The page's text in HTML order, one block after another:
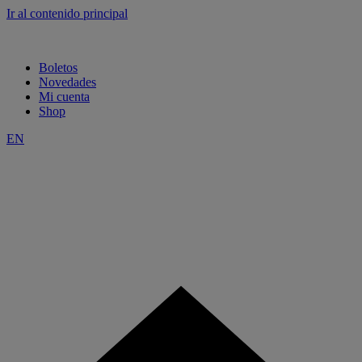
Ir al contenido principal
Boletos
Novedades
Mi cuenta
Shop
EN